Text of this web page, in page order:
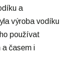
a
výroba vodíku
používat
a časem i